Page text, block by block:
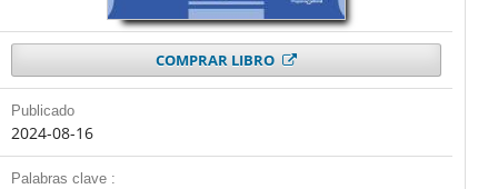
COMPRAR LIBRO
Publicado
2024-08-16
Palabras clave :